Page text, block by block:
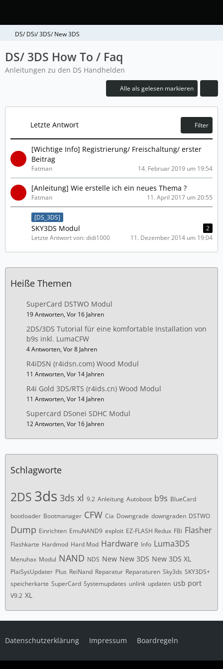
DS/ DSi/ 3DS/ New 3DS
DS/ 3DS How To / Faq
Anleitungen zu den DS Handhelden
Alle als gelesen markieren
Letzte Antwort Filter
[Wichtige Info] Registrierung/ Freischaltung/ erster
Beitrag
Fatman 14. Februar 2019 um 19:54
[Anleitung] Wie erstelle ich ein neues Thema ?
Fatman 11. April 2017 um 20:55
[DS_3DS]
SKY3DS Modul
2
Letzte Antwort von: didi1000
11. Dezember 2014 um 19:04
Heiße Themen
SuperCard DSTWO Modul
19 Antworten, Vor 16 Jahren
2DS/3DS Tutorial für eine komfortable Installation von
b9s inkl. LumaCFW
4 Antworten, Vor 8 Jahren
R4iDSN (r4idsn.com) Wood Modul
11 Antworten, Vor 14 Jahren
R4i Gold 3DS/RTS (r4ids.cn) Wood Modul
11 Antworten, Vor 14 Jahren
Supercard DSonei SDHC Modul
12 Antworten, Vor 16 Jahren
Schlagworte
2DS 3ds 3ds xl 9.2 Anleitung Autoboot b9s BlueCard
bootloader Bootmanager CFW Cia Downgrade downgraden DSTWO
Dump Einrichten EmuNAND9 exploit EZ-FLASH Redux FBi Flasher
Flashkarte Hardmod Hard Mod Hardware Info Luma3DS
Menuhax Modul NAND NDS New New 3DS New 3DS XL
PlaiSysUpdater Plus ReiNand Reparatur Reparaturen Sky3ds SKY3DS+
speicherkarte SuperCard Systemupdates unlink updaten usb port
V9.2 XL
Datenschutzerklärung Impressum Boardregeln